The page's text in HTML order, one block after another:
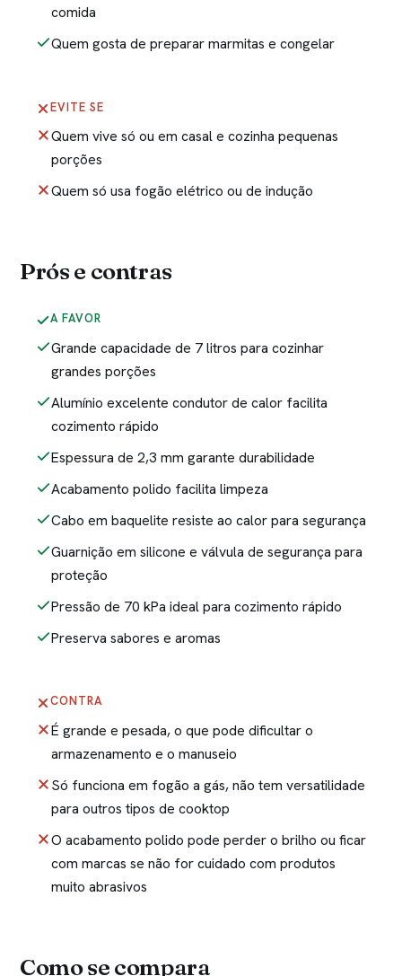
comida
Quem gosta de preparar marmitas e congelar
EVITE SE
Quem vive só ou em casal e cozinha pequenas
porções
Quem só usa fogão elétrico ou de indução
Prós e contras
A FAVOR
Grande capacidade de 7 litros para cozinhar
grandes porções
Alumínio excelente condutor de calor facilita
cozimento rápido
Espessura de 2,3 mm garante durabilidade
Acabamento polido facilita limpeza
Cabo em baquelite resiste ao calor para segurança
Guarnição em silicone e válvula de segurança para
proteção
Pressão de 70 kPa ideal para cozimento rápido
Preserva sabores e aromas
CONTRA
É grande e pesada, o que pode dificultar o
armazenamento e o manuseio
Só funciona em fogão a gás, não tem versatilidade
para outros tipos de cooktop
O acabamento polido pode perder o brilho ou ficar
com marcas se não for cuidado com produtos
muito abrasivos
Como se compara